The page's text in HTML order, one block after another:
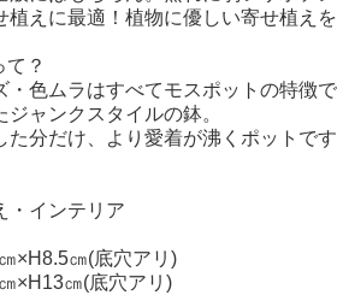
植えに最適！植物に優しい寄せ植え
て？
色ムラはすべてモスポットの特徴
ャンクスタイルの鉢。
分だけ、より愛着が沸くポットです
・インテリア
×H8.5㎝(底穴アリ)
㎝(底穴アリ)